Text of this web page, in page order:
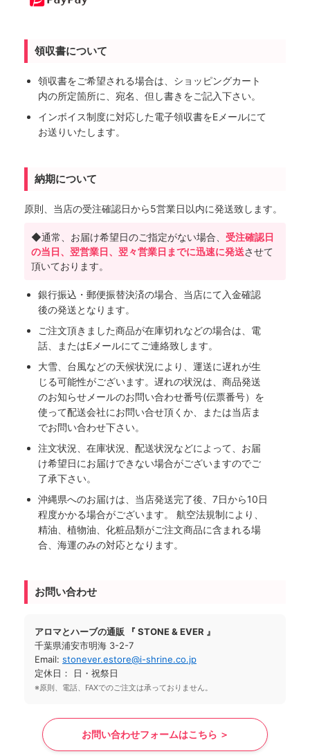
領収書について
領収書をご希望される場合は、ショッピングカート
内の所定箇所に、宛名、但し書きをご記入下さい。
インボイス制度に対応した電子領収書をEメールにて
お送りいたします。
納期について
原則、当店の受注確認日から5営業日以内に発送致します。
◆通常、お届け希望日のご指定がない場合、 受注確認日
の当日、翌営業日、翌々営業日までに迅速に発送させて
頂いております。
銀行振込・郵便振替決済の場合、当店にて入金確認
後の発送となります。
ご注文頂きました商品が在庫切れなどの場合は、電
話、またはEメールにてご連絡致します。
大雪、台風などの天候状況により、運送に遅れが生
じる可能性がございます。遅れの状況は、商品発送
のお知らせメールのお問い合わせ番号(伝票番号）を
使って配送会社にお問い合せ頂くか、または当店ま
でお問い合わせ下さい。
注文状況、在庫状況、配送状況などによって、お届
け希望日にお届けできない場合がございますのでご
了承下さい。
沖縄県へのお届けは、当店発送完了後、7日から10日
程度かかる場合がございます。 航空法規制により、
精油、植物油、化粧品類がご注文商品に含まれる場
合、海運のみの対応となります。
お問い合わせ
アロマとハーブの通販 『 STONE & EVER 』
千葉県浦安市明海 3-2-7
Email: stonever.estore@i-shrine.co.jp
定休日： 日・祝祭日
※原則、電話、FAXでのご注文は承っておりません。
お問い合わせフォームはこちら ＞